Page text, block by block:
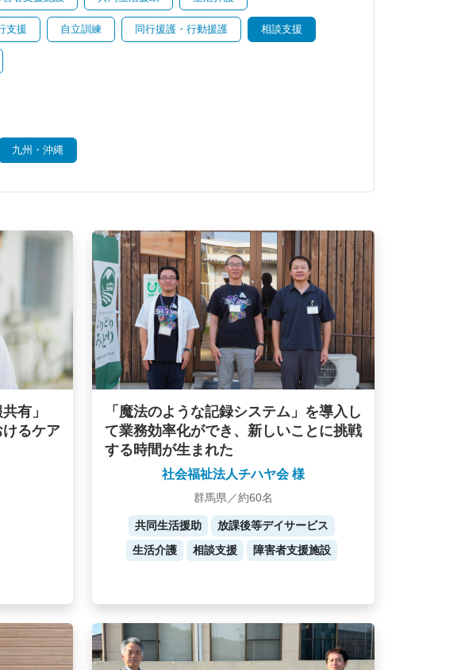
支援 自立訓練 同行援護・行動援護 相談支援
九州・沖縄
有」
るケア
「魔法のような記録システム」を導入し
て業務効率化ができ、新しいことに挑戦
する時間が生まれた
社会福祉法人チハヤ会 様
群馬県／約60名
共同生活援助
放課後等デイサービス
生活介護
相談支援 障害者支援施設